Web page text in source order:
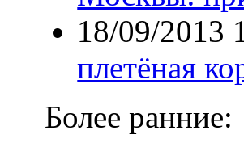
18/09/2013
плетёная
Более ранние: